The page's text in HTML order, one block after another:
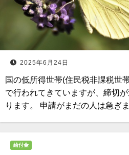
2025年6月24日
国の低所得世帯(住民税非課税世
で行われてきていますが、締切
ります。 申請がまだの人は急ぎ
給付金